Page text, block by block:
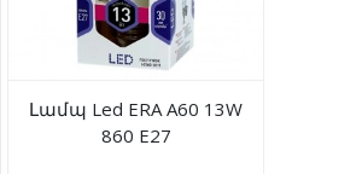
Լամպ Led ERA A60 13W
860 E27